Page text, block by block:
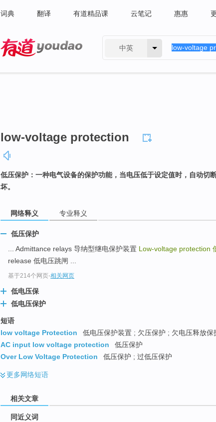
词典 翻译 有道精品课 云笔记 惠惠
中英
low-voltage protection
低压保护：一种电气设备的保护功能，当电压低于设定值时，自动切
坏。
网络释义 专业释义
低压保护
... Admittance relays 导纳型继电保护装置 Low-voltage protection
release 低电压跳闸 ...
基于214个网页-相关网页
低电压保
低电压保护
短语
low voltage Protection
低电压保护装置 ; 欠压保护 ; 欠电压释放保
AC input low voltage protection
低压保护
Over Low Voltage Protection
低压保护 ; 过低压保护
更多网络短语
相关文章
同近义词